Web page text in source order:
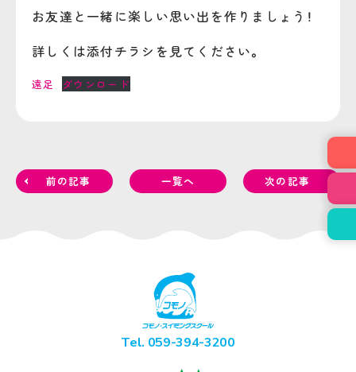
お友達と一緒に楽しい思い出を作りましょう！
詳しくは添付チラシを見てください。
遠足 ダウンロード
前の記事 一覧へ 次の記事
Tel. 059-394-3200